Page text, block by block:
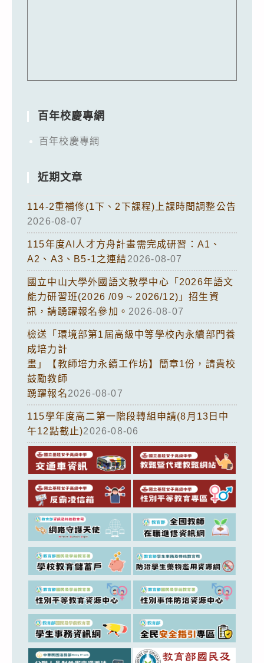
百年校慶專網
百年校慶專網
近期文章
114-2重補修(1下、2下課程)上課時間調整公告
2026-08-07
115年度AI人才方舟計畫需完成研習：A1、
A2、A3、B5-1之連結2026-08-07
國立中山大學外國語文教學中心「2026年語文
能力研習班(2026 /09 ~ 2026/12)」招生資
訊，請踴躍報名參加。 2026-08-07
檢送「環境部第1屆高級中等學校內永續部門養
成培力計
畫」【教師培力永續工作坊】簡章1份，請貴校
鼓勵教師
踴躍報名2026-08-07
115學年度高二第一階段轉組申請(8月13日中
午12點截止)2026-08-06